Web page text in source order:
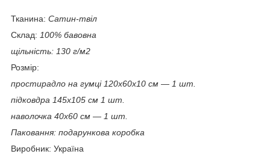
Тканина: Сатин-твіл
Склад: 100% бавовна
щільність: 130 г/м2
Розмір:
простирадло на гумці 120х60х10 см — 1 шт.
підковдра 145х105 см 1 шт.
наволочка 40х60 см — 1 шт.
Паковання: подарункова коробка
Виробник: Україна